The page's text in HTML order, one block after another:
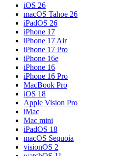
iOS 26
macOS Tahoe 26
iPadOS 26
iPhone 17
iPhone 17 Air
iPhone 17 Pro
iPhone 16e
iPhone 16
iPhone 16 Pro
MacBook Pro
iOS 18
Apple Vision Pro
iMac
Mac mini
iPadOS 18
macOS Sequoia
visionOS 2